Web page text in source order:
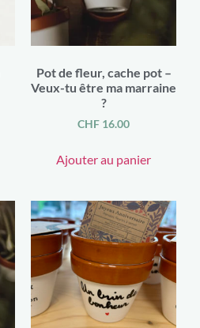
Pot de fleur, cache pot –
Veux-tu être ma marraine
?
CHF 16.00
Ajouter au panier